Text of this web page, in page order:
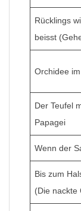
Rücklings
beisst
Orchidee
Der Teufel
Papagei
Wenn der
Bis zum
(Die nackte